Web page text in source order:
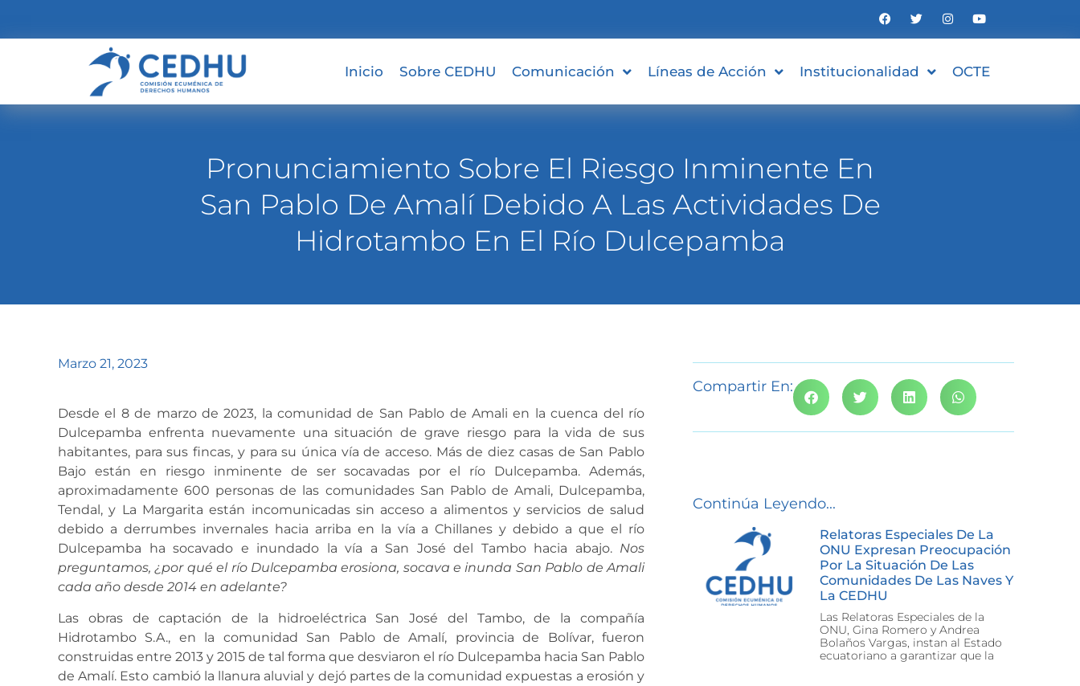
Inicio Sobre CEDHU Comunicación Líneas de Acción Institucionalidad OCTE
Pronunciamiento Sobre El Riesgo Inminente En
San Pablo De Amalí Debido A Las Actividades De
Hidrotambo En El Río Dulcepamba
Marzo 21, 2023
Desde el 8 de marzo de 2023, la comunidad de San Pablo de Amali en la cuenca del río
Dulcepamba enfrenta nuevamente una situación de grave riesgo para la vida de sus
habitantes, para sus fincas, y para su única vía de acceso. Más de diez casas de San Pablo
Bajo están en riesgo inminente de ser socavadas por el río Dulcepamba. Además,
aproximadamente 600 personas de las comunidades San Pablo de Amali, Dulcepamba,
Tendal, y La Margarita están incomunicadas sin acceso a alimentos y servicios de salud
debido a derrumbes invernales hacia arriba en la vía a Chillanes y debido a que el río
Dulcepamba ha socavado e inundado la vía a San José del Tambo hacia abajo. Nos
preguntamos, ¿por qué el río Dulcepamba erosiona, socava e inunda San Pablo de Amali
cada año desde 2014 en adelante?
Las obras de captación de la hidroeléctrica San José del Tambo, de la compañía
Hidrotambo S.A., en la comunidad San Pablo de Amalí, provincia de Bolívar, fueron
construidas entre 2013 y 2015 de tal forma que desviaron el río Dulcepamba hacia San Pablo
de Amalí. Esto cambió la llanura aluvial y dejó partes de la comunidad expuestas a erosión y
Compartir En:
Continúa Leyendo...
Relatoras Especiales De La
ONU Expresan Preocupación
Por La Situación De Las
Comunidades De Las Naves Y
La CEDHU
Las Relatoras Especiales de la
ONU, Gina Romero y Andrea
Bolaños Vargas, instan al Estado
ecuatoriano a garantizar que la